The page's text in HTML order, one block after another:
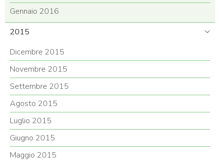
Gennaio 2016
2015
Dicembre 2015
Novembre 2015
Settembre 2015
Agosto 2015
Luglio 2015
Giugno 2015
Maggio 2015